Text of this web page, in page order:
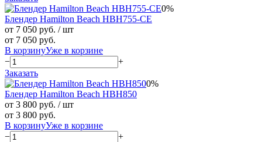
0%
Блендер Hamilton Beach HBH755-CE
от 7 050 руб. / шт
от 7 050 руб.
В корзинуУже в корзине
−
+
Заказать
0%
Блендер Hamilton Beach HBH850
от 3 800 руб. / шт
от 3 800 руб.
В корзинуУже в корзине
−
+